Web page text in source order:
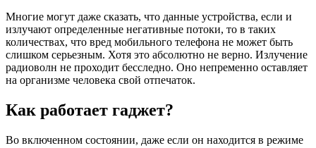
Многие могут даже сказать, что данные устройства, если и
излучают определенные негативные потоки, то в таких
количествах, что вред мобильного телефона не может быть
слишком серьезным. Хотя это абсолютно не верно. Излучение
радиоволн не проходит бесследно. Оно непременно оставляет
на организме человека свой отпечаток.
Как работает гаджет?
Во включенном состоянии, даже если он находится в режиме